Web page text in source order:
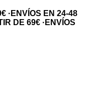
· ENVÍOS EN 24-48
DE 69€ · ENVÍOS